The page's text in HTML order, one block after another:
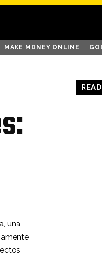
MAKE MONEY ONLINE
una